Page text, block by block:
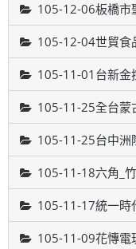
105-12-06板橋市
105-12-04世貿食
105-11-01台新金
105-11-25全台蒙
105-11-25台中洲
105-11-18六角_
105-11-17統一時
105-11-09花慱電